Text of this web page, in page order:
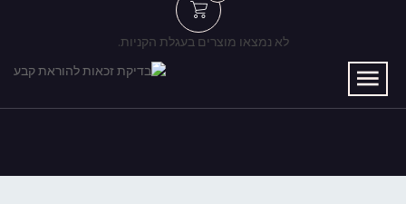
לא נמצאו מוצרים בעגלת הקניות.